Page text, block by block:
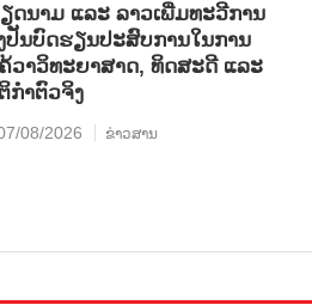
ດ​ນາມ ແລະ ລາວ​ເພີ່ມ​ທະ​ວີ​ການ​
ປັນ​ບົດ​ຮຽນ​ປະ​ສົບ​ການ​ໃນ​ການ​
ວາ​ວິ​ທະ​ຍາ​ສາດ, ທິດ​ສະ​ດີ ແລະ
ກຳຕົວ​ຈິງ
08/2026 ຂ່າວສານ